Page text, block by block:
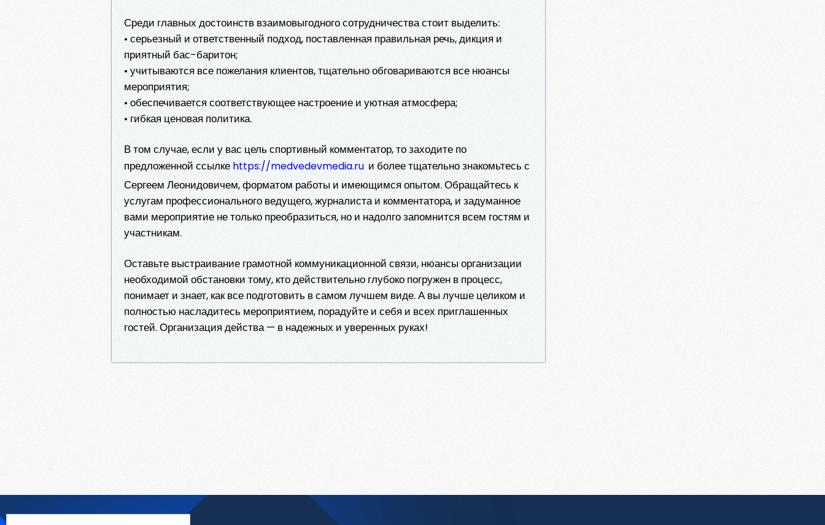
Среди главных достоинств взаимовыгодного сотрудничества стоит выделить:
• серьезный и ответственный подход, поставленная правильная речь, дикция и
приятный бас-баритон;
• учитываются все пожелания клиентов, тщательно обговариваются все нюансы
мероприятия;
• обеспечивается соответствующее настроение и уютная атмосфера;
• гибкая ценовая политика.
В том случае, если у вас цель спортивный комментатор, то заходите по
предложенной ссылке https://medvedevmedia.ru и более тщательно знакомьтесь с
Сергеем Леонидовичем, форматом работы и имеющимся опытом. Обращайтесь к
услугам профессионального ведущего, журналиста и комментатора, и задуманное
вами мероприятие не только преобразиться, но и надолго запомнится всем гостям и
участникам.
Оставьте выстраивание грамотной коммуникационной связи, нюансы организации
необходимой обстановки тому, кто действительно глубоко погружен в процесс,
понимает и знает, как все подготовить в самом лучшем виде. А вы лучше целиком и
полностью насладитесь мероприятием, порадуйте и себя и всех приглашенных
гостей. Организация действа — в надежных и уверенных руках!